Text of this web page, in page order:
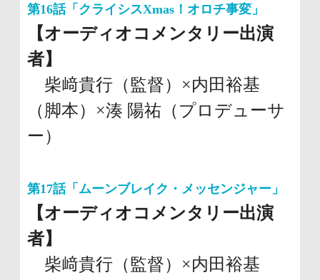
第16話「クライシスXmas！オロチ事変」
【オーディオコメンタリー出演
者】
柴﨑貴行（監督）×内田裕基
（脚本）×湊 陽祐（プロデューサ
ー）
第17話「ムーンブレイク・メッセンジャー」
【オーディオコメンタリー出演
者】
柴﨑貴行（監督）×内田裕基